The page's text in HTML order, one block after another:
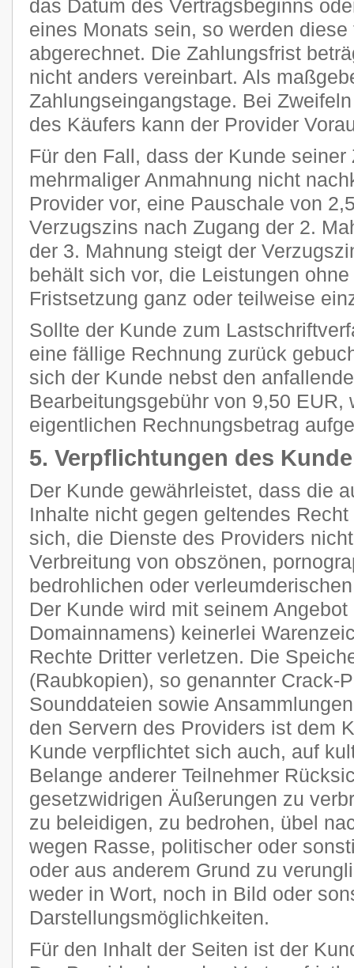
das Datum des Vertragsbeginns
eines Monats sein, so werden
abgerechnet. Die Zahlungsfrist
nicht anders vereinbart. Als
Zahlungseingangstage. Bei
des Käufers kann der Provider
Für den Fall, dass der Kunde
mehrmaliger Anmahnung nicht
Provider vor, eine Pauschale von
Verzugszins nach Zugang der 2.
der 3. Mahnung steigt der
behält sich vor, die Leistungen
Fristsetzung ganz oder teilweise
Sollte der Kunde zum
eine fällige Rechnung zurück
sich der Kunde nebst den
Bearbeitungsgebühr von 9,50 EUR,
eigentlichen Rechnungsbetrag
5. Verpflichtungen des
Der Kunde gewährleistet, dass die
Inhalte nicht gegen geltendes
sich, die Dienste des Providers
Verbreitung von obszönen,
bedrohlichen oder
Der Kunde wird mit seinem
Domainnamens) keinerlei
Rechte Dritter verletzen. Die
(Raubkopien), so genannter Crack-
Sounddateien sowie
den Servern des Providers ist dem
Kunde verpflichtet sich auch, auf
Belange anderer Teilnehmer
gesetzwidrigen Äußerungen zu
zu beleidigen, zu bedrohen, übel
wegen Rasse, politischer oder
oder aus anderem Grund zu
weder in Wort, noch in Bild oder
Darstellungsmöglichkeiten.
Für den Inhalt der Seiten ist der